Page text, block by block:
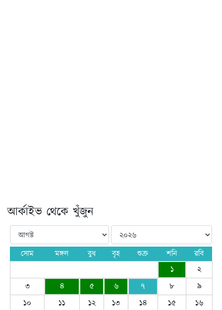
আর্কাইভ থেকে খুঁজুন
সোম মঙ্গল বুধ বৃহ শুক্র শনি
রবি
১
২
৩
৪ ৫ ৬ ৭ ৮
৯
১০
১১ ১২ ১৩ ১৪ ১৫
১৬